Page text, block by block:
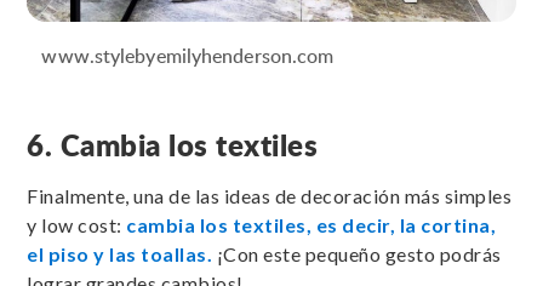
www.stylebyemilyhenderson.com
6. Cambia los textiles
Finalmente, una de las ideas de decoración más simples
y low cost: cambia los textiles, es decir, la cortina,
el piso y las toallas. ¡Con este pequeño gesto podrás